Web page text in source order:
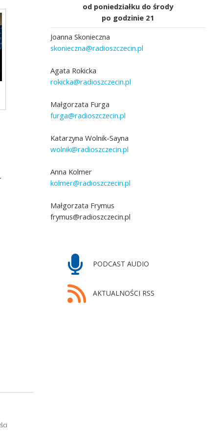
od poniedziałku do środy
po godzinie 21
Joanna Skonieczna
skonieczna@radioszczecin.pl
Agata Rokicka
rokicka@radioszczecin.pl
Małgorzata Furga
furga@radioszczecin.pl
Katarzyna Wolnik-Sayna
wolnik@radioszczecin.pl
Anna Kolmer
kolmer@radioszczecin.pl
Małgorzata Frymus
frymus@radioszczecin.pl
PODCAST AUDIO
AKTUALNOŚCI RSS